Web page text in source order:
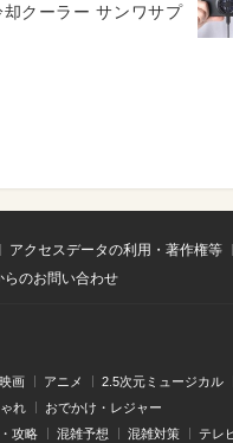
クーラー サンワサプ
アクセスデータの利用・著作権等
のお問い合わせ
映画 アニメ 2.5次元ミュージカル
れ おでかけ・レジャー
攻略 混雑予想 混雑対策 テレ